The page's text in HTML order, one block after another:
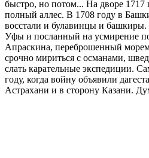
быстро, но потом... На дворе 1717
полный аллес. В 1708 году в
восстали и булавинцы и
Уфы и посланный на усмирение
Апраскина, переброшенный
срочно мириться с османами,
слать карательные экспедиции.
году, когда войну объявили
Астрахани и в сторону Казани.